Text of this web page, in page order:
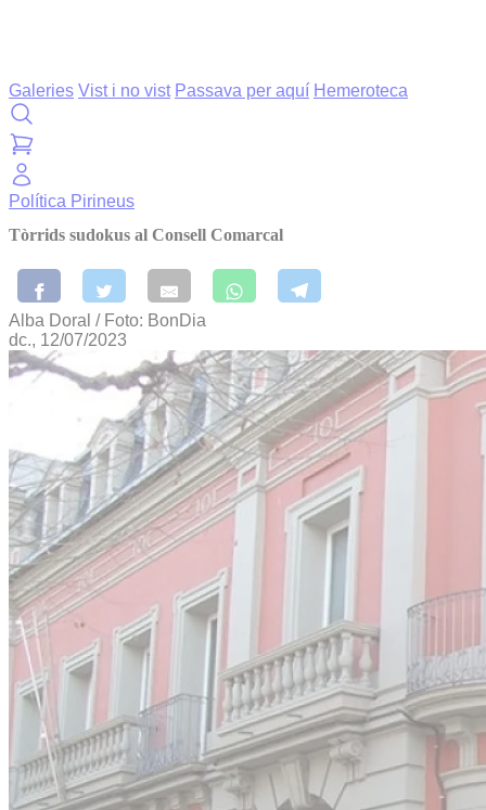
Galeries Vist i no vist Passava per aquí Hemeroteca
Política Pirineus
Tòrrids sudokus al Consell Comarcal
Alba Doral / Foto: BonDia
dc., 12/07/2023